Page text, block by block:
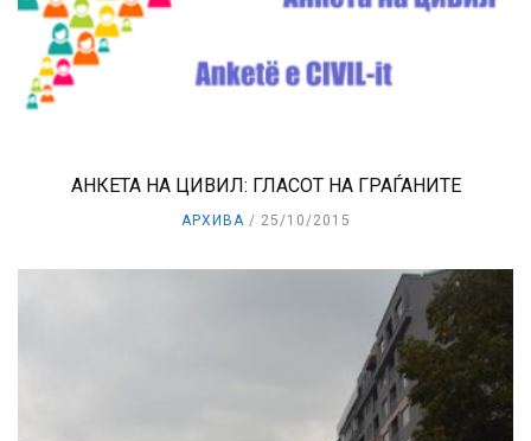
АНКЕТА НА ЦИВИЛ: ГЛАСОТ НА ГРАЃАНИТЕ
АРХИВА 25/10/2015